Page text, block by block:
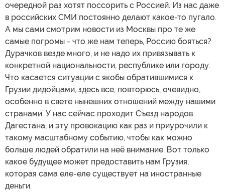
очередной раз хотят поссорить с Россией. Из нас даже
в российских СМИ постоянно делают какое-то пугало.
А мы сами смотрим новости из Москвы про те же
самые погромы - что же нам теперь, Россию бояться?
Дурачков везде много, и не надо их привязывать к
конкретной национальности, республике или городу.
Что касается ситуации с якобы обратившимися к
Грузии дидойцами, здесь все, повторюсь, очевидно,
особенно в свете нынешних отношений между нашими
странами. У нас сейчас проходит Съезд народов
Дагестана, и эту провокацию как раз и приурочили к
такому масштабному событию, чтобы как можно
больше людей обратили на неё внимание. Вот только
какое будущее может предоставить нам Грузия,
которая сама еле-еле существует на иностранные
деньги.